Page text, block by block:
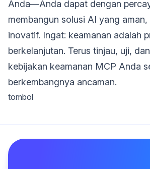
Anda—Anda dapat dengan
membangun solusi AI yang
inovatif. Ingat: keamanan adalah
berkelanjutan. Terus tinjau, uji,
kebijakan keamanan MCP Anda
berkembangnya ancaman.
tombol